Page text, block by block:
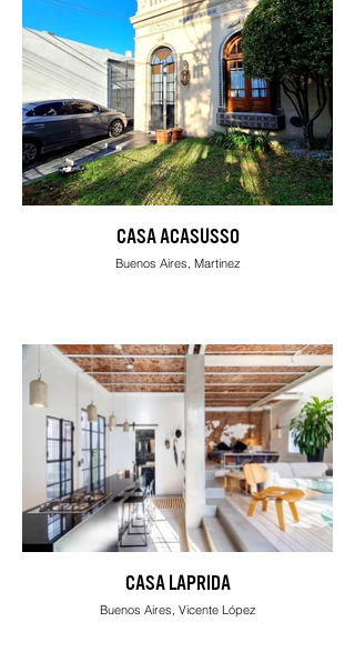
CASA ACASUSSO
Buenos Aires, Martinez
CASA LAPRIDA
Buenos Aires, Vicente López